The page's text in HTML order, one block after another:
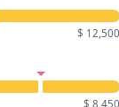
$ 12,500